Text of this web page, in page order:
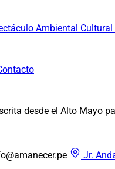
Ambiental Cultural
desde el Alto Mayo
Jr.